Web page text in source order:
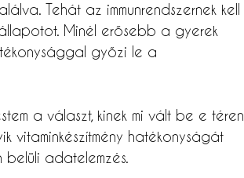
Tehát az immunrendszernek kell
Minél erősebb a gyerek
győzi le a
a választ, kinek mi vált be e téren.
vitaminkészítmény hatékonyságát
adatelemzés.